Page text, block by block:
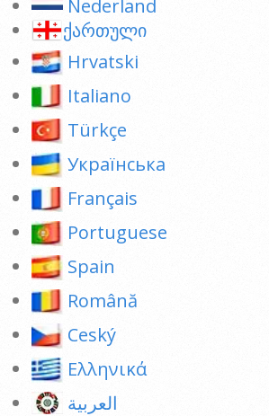
Nederland
ქართული
Hrvatski
Italiano
Türkçe
Українська
Français
Portuguese
Spain
Română
Ceský
Ελληνικά
العربية